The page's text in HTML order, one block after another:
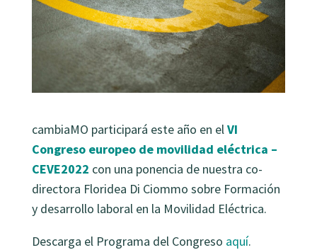
cambiaMO participará este año en elVI
Congreso europeo de movilidad eléctrica –
CEVE2022 con una ponencia de nuestra co-
directora Floridea Di Ciommo sobre Formación
y desarrollo laboral en la Movilidad Eléctrica.
Descarga el Programa del Congreso aquí.